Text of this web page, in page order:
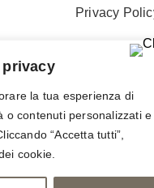
privacy
la tua esperienza di
o contenuti personalizzati e
“Accetta tutti”,
cookie.
Privacy
– Dev.